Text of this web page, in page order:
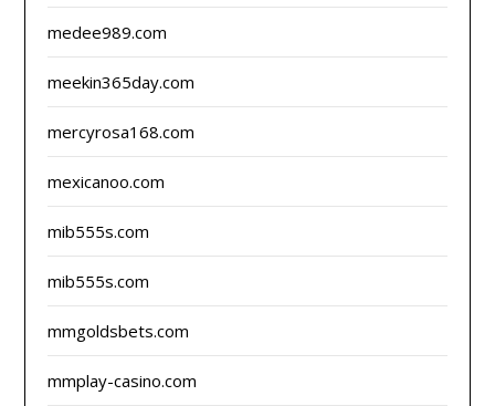
medee989.com
meekin365day.com
mercyrosa168.com
mexicanoo.com
mib555s.com
mib555s.com
mmgoldsbets.com
mmplay-casino.com